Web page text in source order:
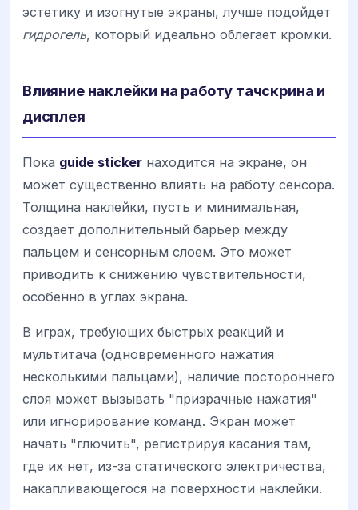
эстетику и изогнутые экраны, лучше подойдет
гидрогель, который идеально облегает кромки.
Влияние наклейки на работу тачскрина и
дисплея
Пока guide sticker находится на экране, он
может существенно влиять на работу сенсора.
Толщина наклейки, пусть и минимальная,
создает дополнительный барьер между
пальцем и сенсорным слоем. Это может
приводить к снижению чувствительности,
особенно в углах экрана.
В играх, требующих быстрых реакций и
мультитача (одновременного нажатия
несколькими пальцами), наличие постороннего
слоя может вызывать "призрачные нажатия"
или игнорирование команд. Экран может
начать "глючить", регистрируя касания там,
где их нет, из-за статического электричества,
накапливающегося на поверхности наклейки.